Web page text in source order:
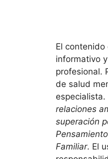
El contenido
informativo
profesional.
de salud
relaciones
superación
Familiar. El